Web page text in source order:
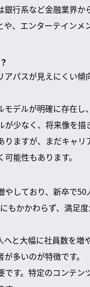
行系など金融業界か
、エンターテインメ
パスが見えにくい傾
デルが明確に存在
少なく、将来像を描
ますが、まだキャ
能性もあります。
しており、新卒で
もかかわらず、満足
と大幅に社員数を増
多いのが特徴です。
す。特定のコンテン